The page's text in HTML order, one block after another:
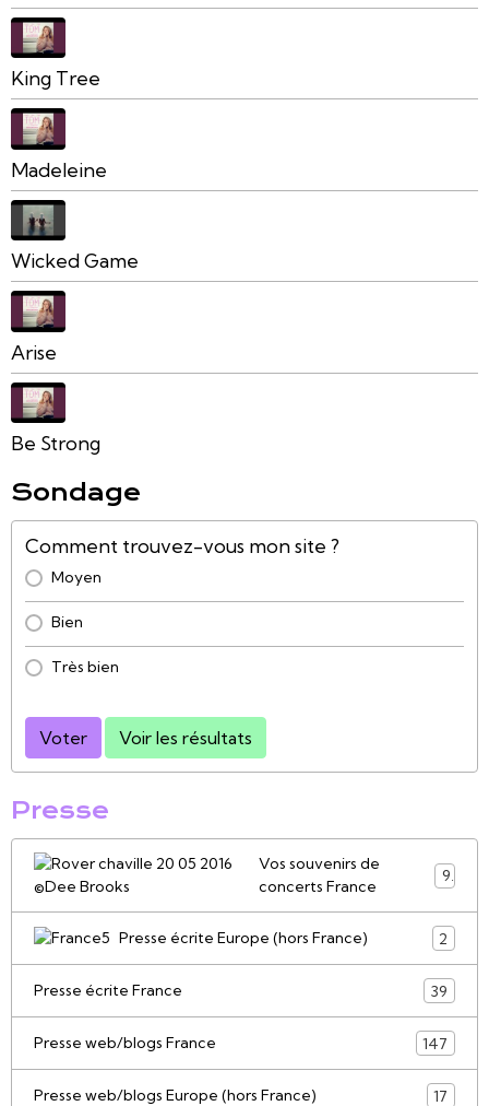
King Tree
Madeleine
Wicked Game
Arise
Be Strong
Sondage
Comment trouvez-vous mon site ?
Moyen
Bien
Très bien
Voter Voir les résultats
Presse
Vos souvenirs de
concerts France
9
Presse écrite Europe (hors France) 2
Presse écrite France 39
Presse web/blogs France 147
Presse web/blogs Europe (hors France) 17